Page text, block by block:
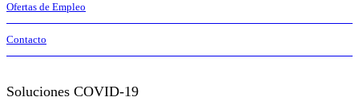
Ofertas de Empleo
Contacto
Soluciones COVID-19